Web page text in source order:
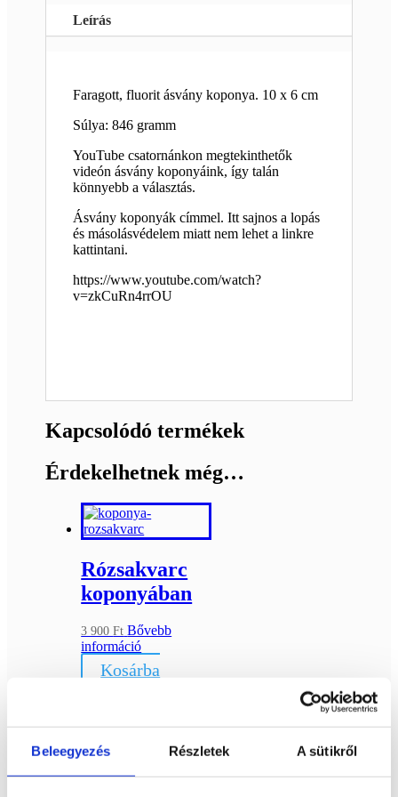
Beleegyezés Részletek A sütikről
Leírás
Faragott, fluorit ásvány koponya. 10 x 6 cm
Súlya: 846 gramm
YouTube csatornánkon megtekinthetők
videón ásvány koponyáink, így talán
könnyebb a választás.
Ásvány koponyák címmel. Itt sajnos a lopás
és másolásvédelem miatt nem lehet a linkre
kattintani.
https://www.youtube.com/watch?
v=zkCuRn4rrOU
Kapcsolódó termékek
Érdekelhetnek még…
Rózsakvarc
koponyában
3 900Ft Bővebb
információ
Kosárba